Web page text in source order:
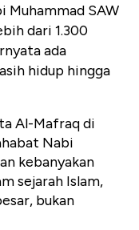
Muhammad SAW
dari 1.300
ada
hidup hingga
Al-Mafraq di
Nabi
kebanyakan
sejarah Islam,
bukan